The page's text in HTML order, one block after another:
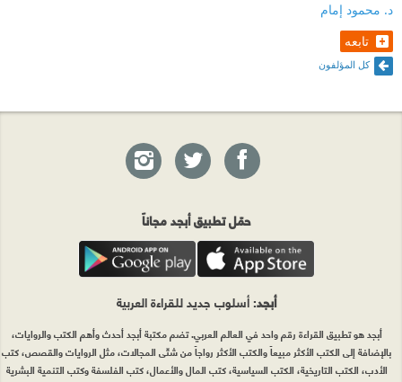
د. محمود إمام
تابعه
كل المؤلفون
حمّل تطبيق أبجد مجاناً
أبجد: أسلوب جديد للقراءة العربية
أبجد هو تطبيق القراءة رقم واحد في العالم العربي. تضم مكتبة أبجد أحدث وأهم الكتب والروايات،
بالإضافة إلى الكتب الأكثر مبيعاً والكتب الأكثر رواجاً من شتّى المجالات، مثل الروايات والقصص، كتب
الأدب، الكتب التاريخية، الكتب السياسية، كتب المال والأعمال، كتب الفلسفة وكتب التنمية البشرية